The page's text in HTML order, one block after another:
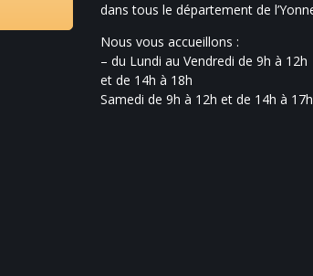
dans tous le département de
Nous vous accueillons :
– du Lundi au Vendredi de 9h à 12h
et de 14h à 18h
Samedi de 9h à 12h et de 14h à 17h